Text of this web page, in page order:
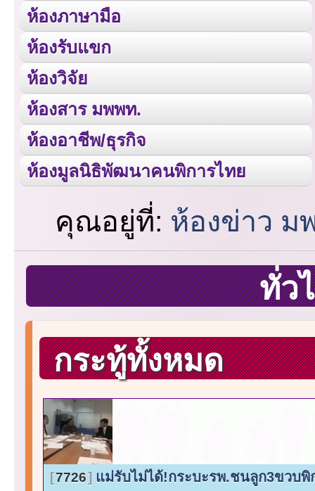
ห้องภาษามือ
ห้องรับแขก
ห้องวิจัย
ห้องสาร มพพท.
ห้องอาชีพ/ธุรกิจ
ห้องมูลนิธิพัฒนาคนพิการไทย
คุณอยู่ที่: ห้องข่าว
ทั่ว
กระทู้ทั้งหมด
7726 แม่รับไม่ได้!กระบะรพ.ชนลูก3ขวบ